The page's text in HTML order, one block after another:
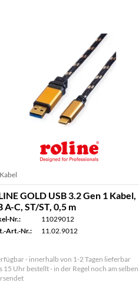
GOLD USB 3.2 Gen 1 Kabel,
A-C, ST/ST, 0,5 m
Nr.:
11029012
Art.-Nr.:
11.02.9012
- innerhalb von 1-2 Tagen lieferbar
15 Uhr bestellt - in der Regel noch am selben